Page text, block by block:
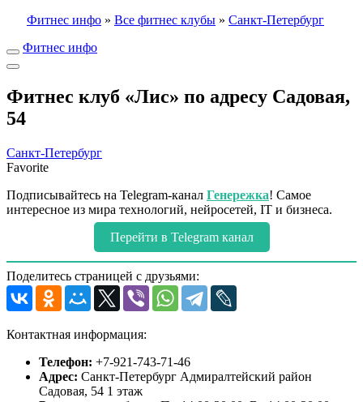
Фитнес инфо » Все фитнес клубы » Санкт-Петербург
Фитнес инфо
Фитнес клуб «Лис» по адресу Садовая,
54
Санкт-Петербург
Favorite
Подписывайтесь на Telegram-канал Генережка! Самое
интересное из мира технологий, нейросетей, IT и бизнеса.
Перейти в Telegram канал
Поделитесь страницей с друзьями:
Контактная информация:
Телефон: +7-921-743-71-46
Адрес: Санкт-Петербург Адмиралтейский район
Садовая, 54 1 этаж